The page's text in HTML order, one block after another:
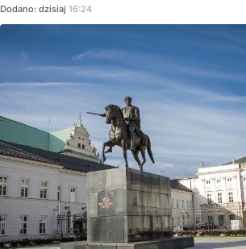
Dodano: dzisiaj 16:24